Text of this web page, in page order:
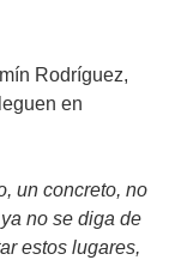
Rodríguez,
en
un concreto, no
no se diga de
estos lugares,